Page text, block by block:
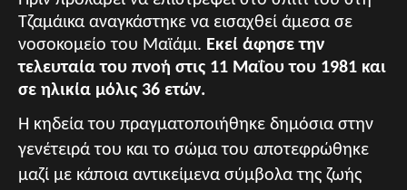
Τζαμάικα αναγκάστηκε να εισαχθεί άμεσα σε
νοσοκομείο του Μαϊάμι. Εκεί άφησε την
τελευταία του πνοή στις 11 Μαΐου του 1981 και
σε ηλικία μόλις 36 ετών.
Η κηδεία του πραγματοποιήθηκε δημόσια στην
γενέτειρά του και το σώμα του αποτεφρώθηκε
μαζί με κάποια αντικείμενα σύμβολα της ζωής